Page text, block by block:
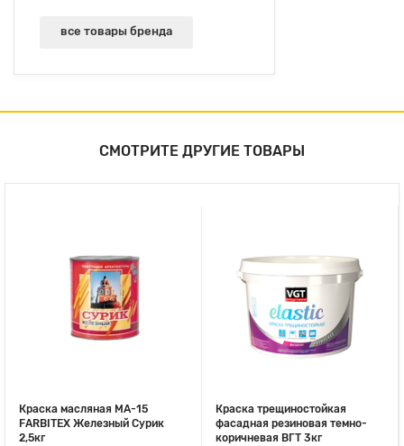
все товары бренда
СМОТРИТЕ ДРУГИЕ ТОВАРЫ
Краска масляная МА-15
FARBITEX Железный Сурик
2,5кг
Краска трещиностойкая
фасадная резиновая темно-
коричневая ВГТ 3кг